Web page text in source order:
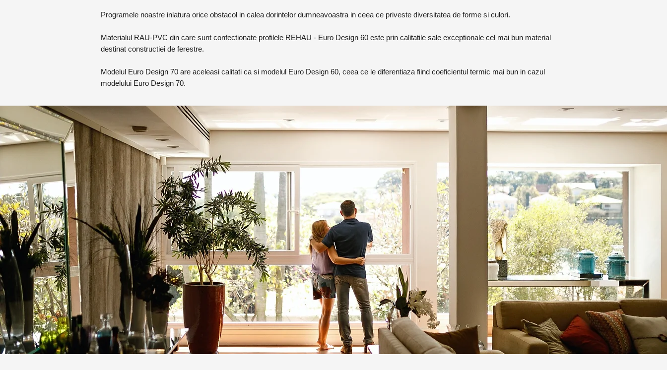
Programele noastre inlatura orice obstacol in calea dorintelor dumneavoastra in ceea ce priveste diversitatea de forme si culori.
Materialul RAU-PVC din care sunt confectionate profilele REHAU - Euro Design 60 este prin calitatile sale exceptionale cel mai bun material
destinat constructiei de ferestre.
Modelul Euro Design 70 are aceleasi calitati ca si modelul Euro Design 60, ceea ce le diferentiaza fiind coeficientul termic mai bun in cazul
modelului Euro Design 70.